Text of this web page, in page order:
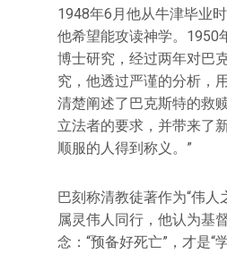
1948年6月他从牛津毕业
他希望能攻读神学。1950
博士研究，经过两年对巴
究，他透过严谨的分析，
清楚阐述了巴克斯特的救
立法者的要求，并带来了
顺服的人得到称义。”
巴刻称清教徒著作为“伟人
属灵伟人同行，他认为基
念：“预备好死亡”，才是“